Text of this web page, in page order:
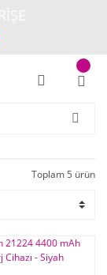
Toplam 5 ürün